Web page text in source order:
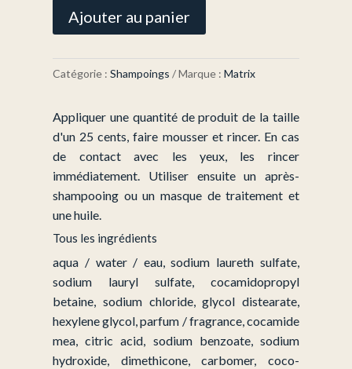
Hydratant
Food
Soft
Ajouter au panier
Catégorie :Shampoings Marque :Matrix
Appliquer une quantité de produit de la taille
d'un 25 cents, faire mousser et rincer. En cas
de contact avec les yeux, les rincer
immédiatement. Utiliser ensuite un après-
shampooing ou un masque de traitement et
une huile.
Tous les ingrédients
aqua / water / eau, sodium laureth sulfate,
sodium lauryl sulfate, cocamidopropyl
betaine, sodium chloride, glycol distearate,
hexylene glycol, parfum / fragrance, cocamide
mea, citric acid, sodium benzoate, sodium
hydroxide, dimethicone, carbomer, coco-